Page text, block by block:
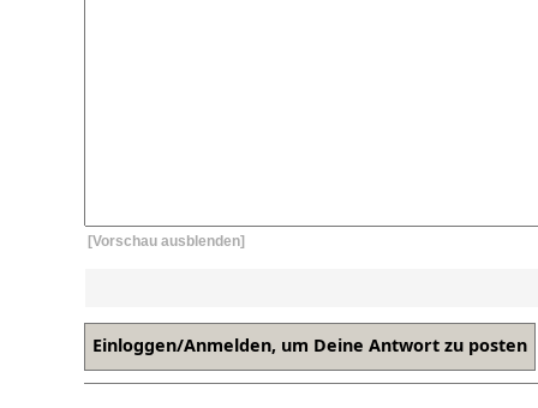
[Vorschau ausblenden]